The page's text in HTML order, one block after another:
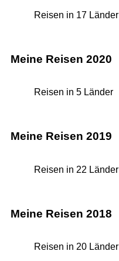
Reisen in 17 Länder
Meine Reisen 2020
Reisen in 5 Länder
Meine Reisen 2019
Reisen in 22 Länder
Meine Reisen 2018
Reisen in 20 Länder